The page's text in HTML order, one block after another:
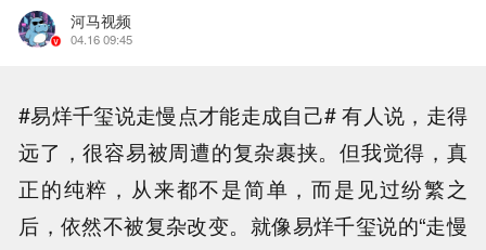
河马视频
04.16 09:45
#易烊千玺说走慢点才能走成自己# 有人说，走得
远了，很容易被周遭的复杂裹挟。但我觉得，真
正的纯粹，从来都不是简单，而是见过纷繁之
后，依然不被复杂改变。就像易烊千玺说的“走慢